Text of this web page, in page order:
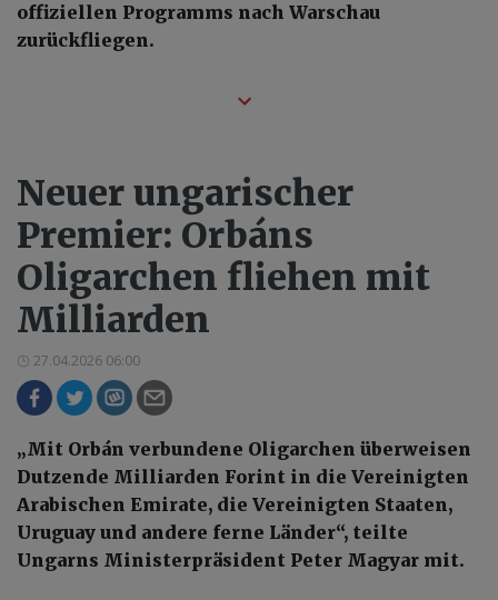
offiziellen Programms nach Warschau
zurückfliegen.
Neuer ungarischer
Premier: Orbáns
Oligarchen fliehen mit
Milliarden
27.04.2026 06:00
„Mit Orbán verbundene Oligarchen überweisen
Dutzende Milliarden Forint in die Vereinigten
Arabischen Emirate, die Vereinigten Staaten,
Uruguay und andere ferne Länder“, teilte
Ungarns Ministerpräsident Peter Magyar mit.